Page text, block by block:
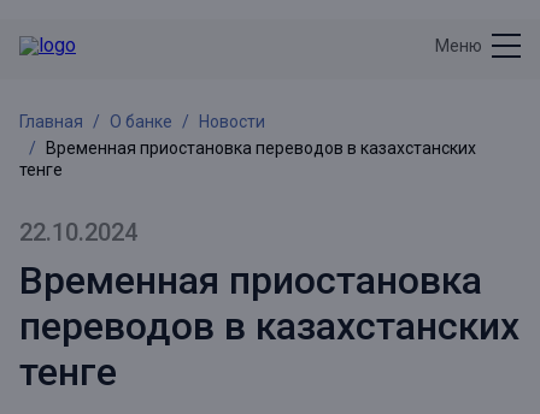
Меню
Главная О банке
Новости
Временная приостановка переводов в казахстанских
тенге
22.10.2024
Временная приостановка
переводов в казахстанских
тенге